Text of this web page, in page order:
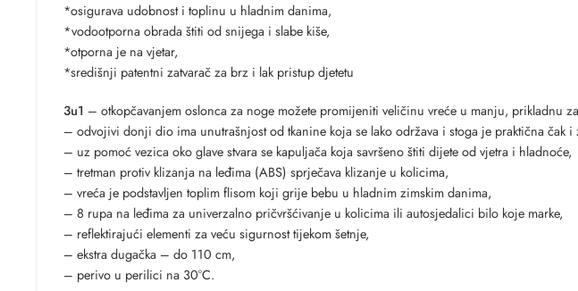
*osigurava udobnost i toplinu u hladnim danima,
*vodootporna obrada štiti od snijega i slabe kiše,
*otporna je na vjetar,
*središnji patentni zatvarač za brz i lak pristup djetetu
3u1 – otkopčavanjem oslonca za noge možete promijeniti veličinu vreće u manju, prikladnu
– odvojivi donji dio ima unutrašnjost od tkanine koja se lako održava i stoga je praktična čak i
– uz pomoć vezica oko glave stvara se kapuljača koja savršeno štiti dijete od vjetra i hladnoće,
– tretman protiv klizanja na leđima (ABS) sprječava klizanje u kolicima,
– vreća je podstavljen toplim flisom koji grije bebu u hladnim zimskim danima,
– 8 rupa na leđima za univerzalno pričvršćivanje u kolicima ili autosjedalici bilo koje marke,
– reflektirajući elementi za veću sigurnost tijekom šetnje,
– ekstra dugačka – do 110 cm,
– perivo u perilici na 30°C.